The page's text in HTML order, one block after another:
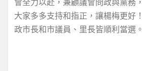
大家多多支持和指正，讓楊梅更好
政市長和市議員、里長皆順利當選。